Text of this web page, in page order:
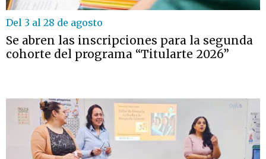
Del 3 al 28 de agosto
Se abren las inscripciones para la segunda
cohorte del programa “Titularte 2026”